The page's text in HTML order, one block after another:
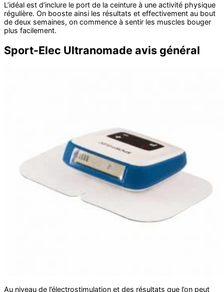
L’idéal est d’inclure le port de la ceinture à une activité physique
régulière. On booste ainsi les résultats et effectivement au bout
de deux semaines, on commence à sentir les muscles bouger
plus facilement.
Sport-Elec Ultranomade avis général
Au niveau de l’électrostimulation et des résultats que l’on peut